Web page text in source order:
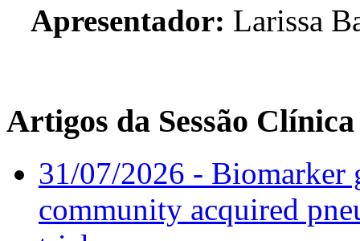
Apresentador: Larissa
Artigos da Sessão Clínica
31/07/2026 - Biomarker
community acquired